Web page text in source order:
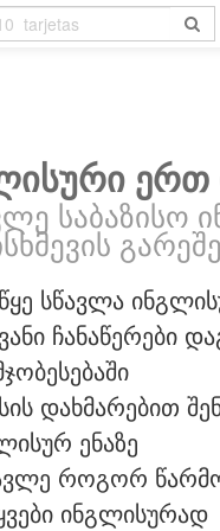
საბაზისო
გარეშე
სწავლა
ჩანაწერები
დახმარებით
ენაზე
როგორ
ინგლისურად